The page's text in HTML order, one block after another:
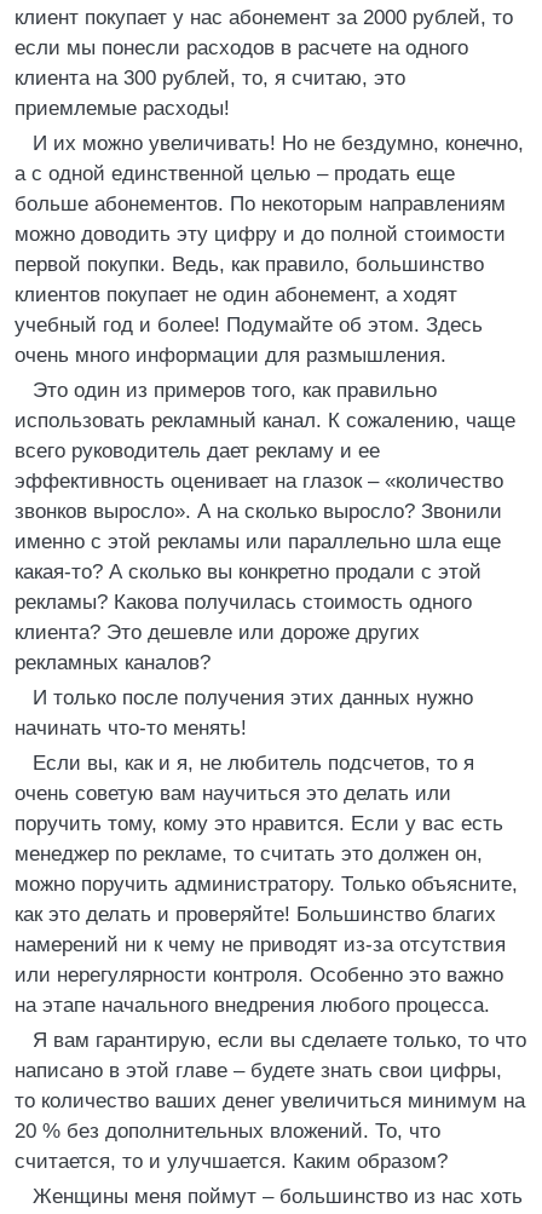
клиент покупает у нас абонемент за 2000 рублей, то
если мы понесли расходов в расчете на одного
клиента на 300 рублей, то, я считаю, это
приемлемые расходы!
И их можно увеличивать! Но не бездумно, конечно,
а с одной единственной целью – продать еще
больше абонементов. По некоторым направлениям
можно доводить эту цифру и до полной стоимости
первой покупки. Ведь, как правило, большинство
клиентов покупает не один абонемент, а ходят
учебный год и более! Подумайте об этом. Здесь
очень много информации для размышления.
Это один из примеров того, как правильно
использовать рекламный канал. К сожалению, чаще
всего руководитель дает рекламу и ее
эффективность оценивает на глазок – «количество
звонков выросло». А на сколько выросло? Звонили
именно с этой рекламы или параллельно шла еще
какая-то? А сколько вы конкретно продали с этой
рекламы? Какова получилась стоимость одного
клиента? Это дешевле или дороже других
рекламных каналов?
И только после получения этих данных нужно
начинать что-то менять!
Если вы, как и я, не любитель подсчетов, то я
очень советую вам научиться это делать или
поручить тому, кому это нравится. Если у вас есть
менеджер по рекламе, то считать это должен он,
можно поручить администратору. Только объясните,
как это делать и проверяйте! Большинство благих
намерений ни к чему не приводят из-за отсутствия
или нерегулярности контроля. Особенно это важно
на этапе начального внедрения любого процесса.
Я вам гарантирую, если вы сделаете только, то что
написано в этой главе – будете знать свои цифры,
то количество ваших денег увеличиться минимум на
20 % без дополнительных вложений. То, что
считается, то и улучшается. Каким образом?
Женщины меня поймут – большинство из нас хоть